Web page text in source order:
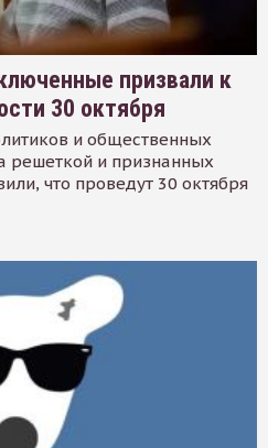
призвали к
30 октября
и общественных
решеткой и признанных
что проведут 30 октября